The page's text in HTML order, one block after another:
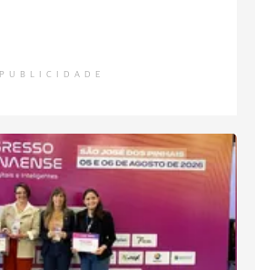
PUBLICIDADE